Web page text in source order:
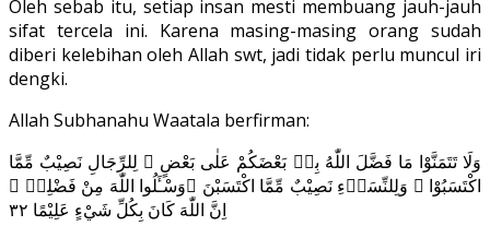
Oleh sebab itu, setiap insan mesti membuang jauh-jauh
sifat tercela ini. Karena masing-masing orang sudah
diberi kelebihan oleh Allah swt, jadi tidak perlu muncul iri
dengki.
Allah Subhanahu Waatala berfirman:
وَلَا تَتَمَنَّوْا مَا فَضَّلَ اللّٰهُ بِهٖ بَعْضَكُمْ عَلٰى بَعْضٍ ۗ لِلرِّجَالِ نَصِيْبٌ مِّمَّا
اكْتَسَبُوْا ۗ وَلِلنِّسَاۤءِ نَصِيْبٌ مِّمَّا اكْتَسَبْنَ ۗوَسْـَٔلُوا اللّٰهَ مِنْ فَضْلِهٖ ۗ
اِنَّ اللّٰهَ كَانَ بِكُلِّ شَيْءٍ عَلِيْمًا ٣٢